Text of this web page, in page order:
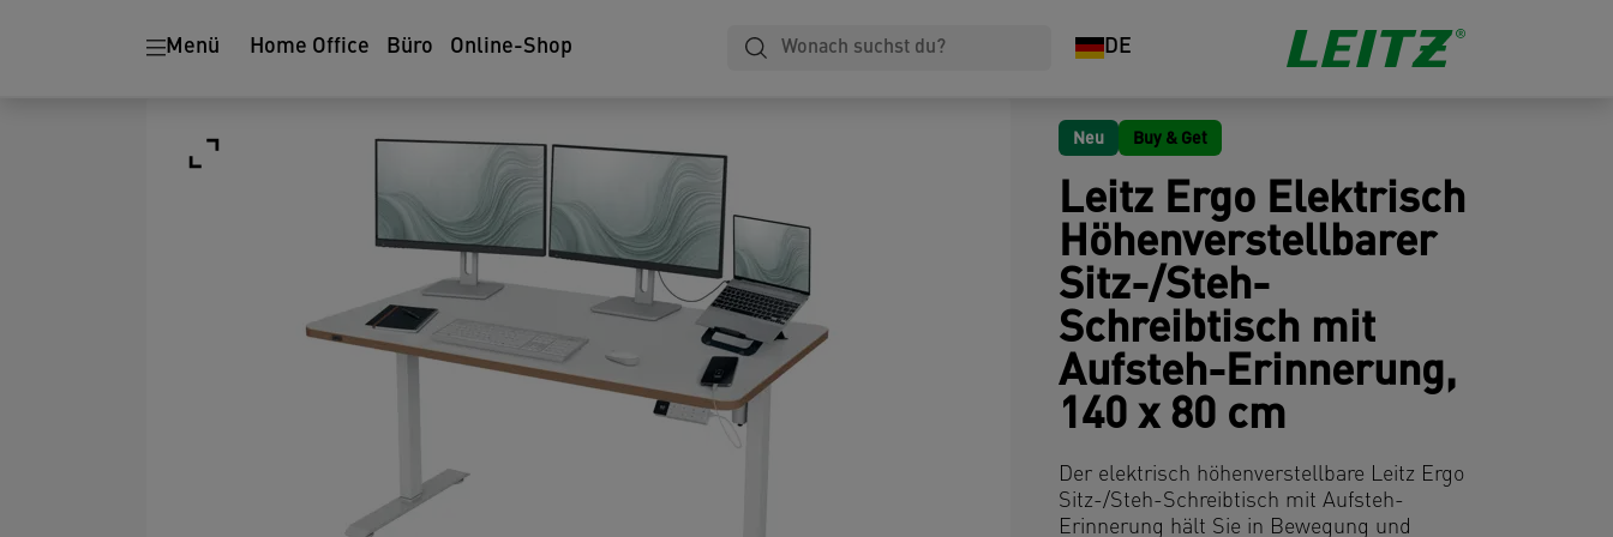
Menü Home Office Büro Online-Shop DE
Neu Buy & Get
Leitz Ergo Elektrisch
Höhenverstellbarer
Sitz-/Steh-
Schreibtisch mit
Aufsteh-Erinnerung,
140 x 80 cm
Der elektrisch höhenverstellbare Leitz Ergo
Sitz-/Steh-Schreibtisch mit Aufsteh-
Erinnerung hält Sie in Bewegung und